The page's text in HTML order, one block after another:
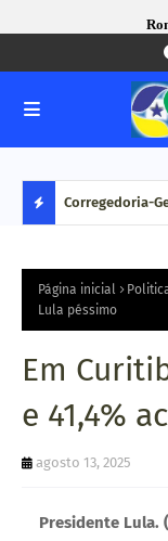
S
T
A
Q
ação Corregedoria-
congresso
Página inicial
Lula péssimo
Em
e 41,4%
agosto 13, 2025
Presidente Lula.